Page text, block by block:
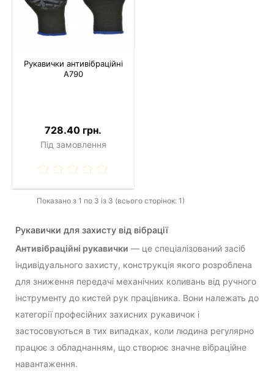
Рукавички антивібраційні
A790
728.40 грн.
Під замовлення
Показано з 1 по 3 із 3 (всього сторінок: 1)
Рукавички для захисту від вібрації
Антивібраційні рукавички — це спеціалізований засіб
індивідуального захисту, конструкція якого розроблена
для зниження передачі механічних коливань від ручного
інструменту до кистей рук працівника. Вони належать до
категорії професійних захисних рукавичок і
застосовуються в тих випадках, коли людина регулярно
працює з обладнанням, що створює значне вібраційне
навантаження.